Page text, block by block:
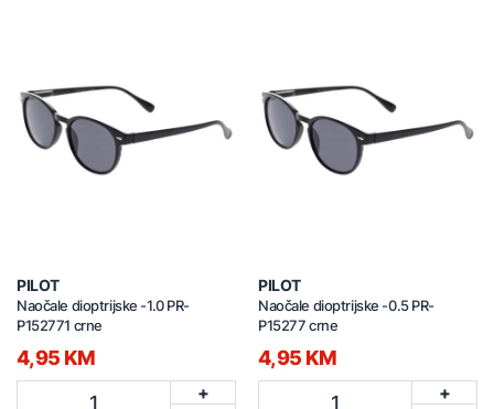
PILOT
Naočale dioptrijske -1.0 PR-
P152771 crne
4,95 KM
1
+
PILOT
Naočale dioptrijske -0.5 PR-
P15277 crne
4,95 KM
1
+